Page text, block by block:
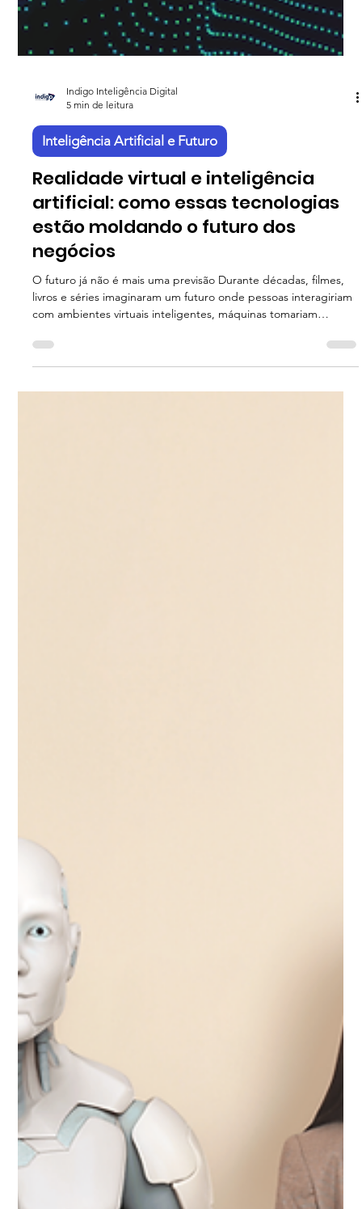
5 min de leitura
Inteligência Artificial e Futuro
Realidade virtual e inteligência
artificial: como essas tecnologias
estão moldando o futuro dos
negócios
O futuro já não é mais uma previsão Durante décadas, filmes,
com ambientes virtuais inteligentes, máquinas tomariam
decisões complexas e experiências digitais seriam praticamente